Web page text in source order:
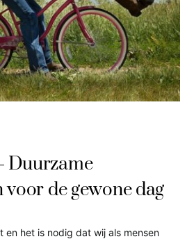
Duurzame
voor de gewone dag
en het is nodig dat wij als mensen